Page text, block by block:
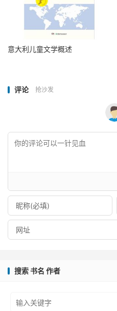
意大利儿童文学概述
评论 抢沙发
搜索 书名 作者